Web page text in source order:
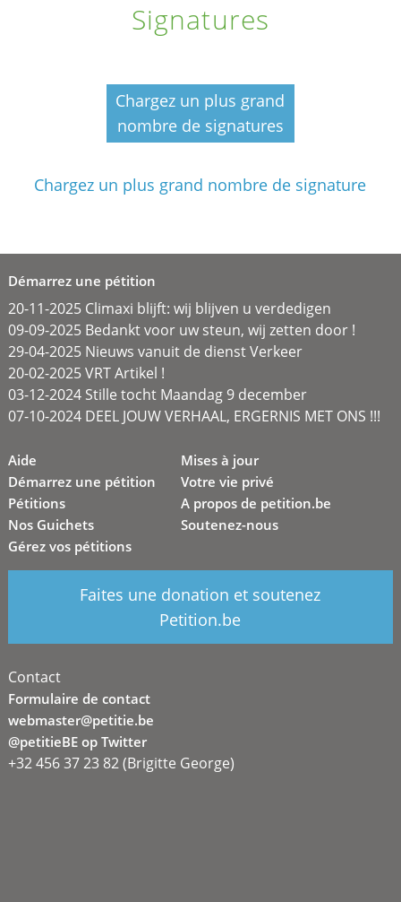
Signatures
Chargez un plus grand
nombre de signatures
Chargez un plus grand nombre de signature
Démarrez une pétition
20-11-2025 Climaxi blijft: wij blijven u verdedigen
09-09-2025 Bedankt voor uw steun, wij zetten door !
29-04-2025 Nieuws vanuit de dienst Verkeer
20-02-2025 VRT Artikel !
03-12-2024 Stille tocht Maandag 9 december
07-10-2024 DEEL JOUW VERHAAL, ERGERNIS MET ONS !!!
Aide
Démarrez une pétition
Pétitions
Nos Guichets
Gérez vos pétitions
Mises à jour
Votre vie privé
A propos de petition.be
Soutenez-nous
Faites une donation et soutenez
Petition.be
Contact
Formulaire de contact
webmaster@petitie.be
@petitieBE op Twitter
+32 456 37 23 82 (Brigitte George)